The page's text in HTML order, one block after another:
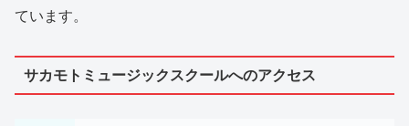
ています。
サカモトミュージックスクールへのアクセス